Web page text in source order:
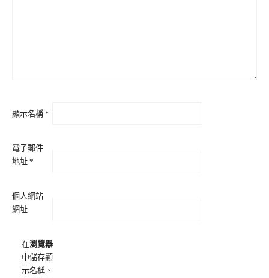
顯示名稱 *
電子郵件
地址 *
個人網站
網址
在瀏覽器
中儲存顯
示名稱、